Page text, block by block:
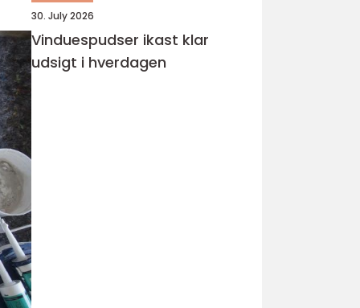
30. July 2026
Vinduespudser ikast klar
udsigt i hverdagen